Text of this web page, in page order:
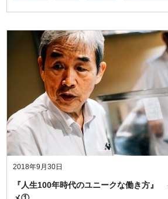
2018年9月30日
『人生100年時代のユニークな働き方』